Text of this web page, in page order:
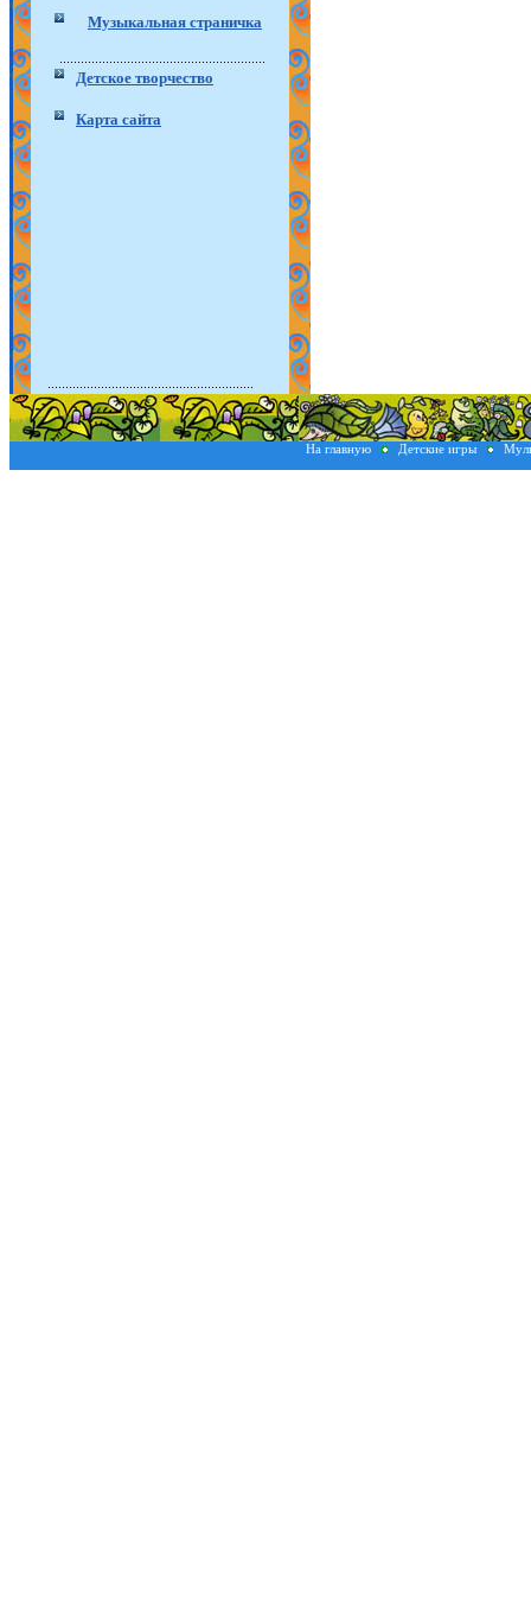
Музыкальная страничка
Детское творчество
Карта сайта
На главную Детские игры